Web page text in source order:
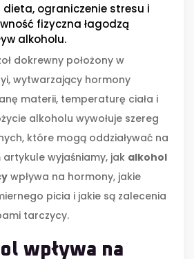
ograniczenie stresu i
fizyczna łagodzą
alkoholu.
dokrewny położony w
wytwarzający hormony
materii, temperaturę ciała i
alkoholu wywołuje szereg
które mogą oddziaływać na
wyjaśniamy, jak alkohol
wpływa na hormony, jakie
picia i jakie są zalecenia
tarczycy.
wpływa na